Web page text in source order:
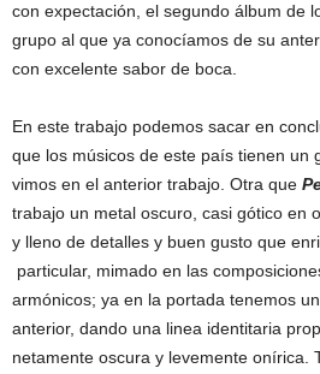
con expectación, el segundo álbum de
grupo al que ya conocíamos de su
con excelente sabor de boca.
En este trabajo podemos sacar en
que los músicos de este país tienen un
vimos en el anterior trabajo. Otra que
trabajo un metal oscuro, casi gótico en
y lleno de detalles y buen gusto que
particular, mimado en las
armónicos; ya en la portada tenemos
anterior, dando una linea identitaria
netamente oscura y levemente onírica.